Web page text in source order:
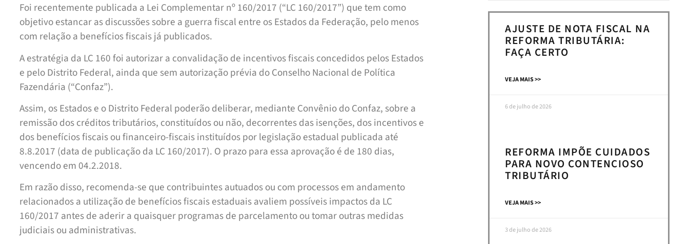
Foi recentemente publicada a Lei Complementar nº 160/2017 (“LC 160/2017”) que tem como
objetivo estancar as discussões sobre a guerra fiscal entre os Estados da Federação, pelo menos
com relação a benefícios fiscais já publicados.
A estratégia da LC 160 foi autorizar a convalidação de incentivos fiscais concedidos pelos Estados
e pelo Distrito Federal, ainda que sem autorização prévia do Conselho Nacional de Política
Fazendária (“Confaz”).
Assim, os Estados e o Distrito Federal poderão deliberar, mediante Convênio do Confaz, sobre a
remissão dos créditos tributários, constituídos ou não, decorrentes das isenções, dos incentivos e
dos benefícios fiscais ou financeiro-fiscais instituídos por legislação estadual publicada até
8.8.2017 (data de publicação da LC 160/2017). O prazo para essa aprovação é de 180 dias,
vencendo em 04.2.2018.
Em razão disso, recomenda-se que contribuintes autuados ou com processos em andamento
relacionados a utilização de benefícios fiscais estaduais avaliem possíveis impactos da LC
160/2017 antes de aderir a quaisquer programas de parcelamento ou tomar outras medidas
judiciais ou administrativas.
AJUSTE DE NOTA FISCAL NA
REFORMA TRIBUTÁRIA:
FAÇA CERTO
VEJA MAIS >>
6 de julho de 2026
REFORMA IMPÕE CUIDADOS
PARA NOVO CONTENCIOSO
TRIBUTÁRIO
VEJA MAIS >>
3 de julho de 2026